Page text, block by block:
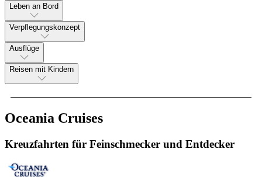
Leben an Bord
Verpflegungskonzept
Ausflüge
Reisen mit Kindern
Oceania Cruises
Kreuzfahrten für Feinschmecker und Entdecker